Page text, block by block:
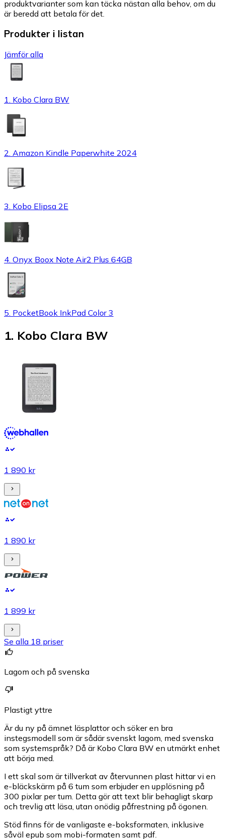
produktvarianter som kan täcka nästan alla behov, om du
är beredd att betala för det.
Produkter i listan
Jämför alla
1. Kobo Clara BW
2. Amazon Kindle Paperwhite 2024
3. Kobo Elipsa 2E
4. Onyx Boox Note Air2 Plus 64GB
5. PocketBook InkPad Color 3
1. Kobo Clara BW
1 890 kr
1 890 kr
1 899 kr
Se alla 18 priser
Lagom och på svenska
Plastigt yttre
Är du ny på ämnet läsplattor och söker en bra
instegsmodell som är sådär svenskt lagom, med svenska
som systemspråk? Då är Kobo Clara BW en utmärkt enhet
att börja med.
I ett skal som är tillverkat av återvunnen plast hittar vi en
e-bläckskärm på 6 tum som erbjuder en upplösning på
300 pixlar per tum. Detta gör att text blir behagligt skarp
och trevlig att läsa, utan onödig påfrestning på ögonen.
Stöd finns för de vanligaste e-boksformaten, inklusive
såväl epub som mobi-formaten samt pdf.